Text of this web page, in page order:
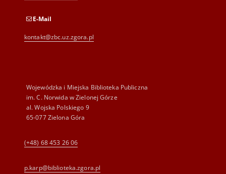
E-Mail
kontakt@zbc.uz.zgora.pl
Wojewódzka i Miejska Biblioteka Publiczna
im. C. Norwida w Zielonej Górze
al. Wojska Polskiego 9
65-077 Zielona Góra
(+48) 68 453 26 06
p.karp@biblioteka.zgora.pl